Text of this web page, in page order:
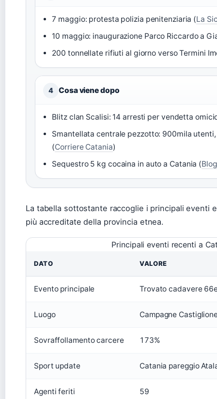
7 maggio: protesta polizia penitenziaria (La
10 maggio: inaugurazione Parco Riccardo a
200 tonnellate rifiuti al giorno verso Termini
4 Cosa viene dopo
Blitz clan Scalisi: 14 arresti per vendetta
Smantellata centrale pezzotto: 900mila
(Corriere Catania)
Sequestro 5 kg cocaina in auto a Catania (
La tabella sottostante raccoglie i principali eventi
più accreditate della provincia etnea.
Principali eventi recenti a
DATO VALORE
Evento principale Trovato cadavere
Luogo Campagne
Sovraffollamento carcere 173%
Sport update Catania pareggio
Agenti feriti 59